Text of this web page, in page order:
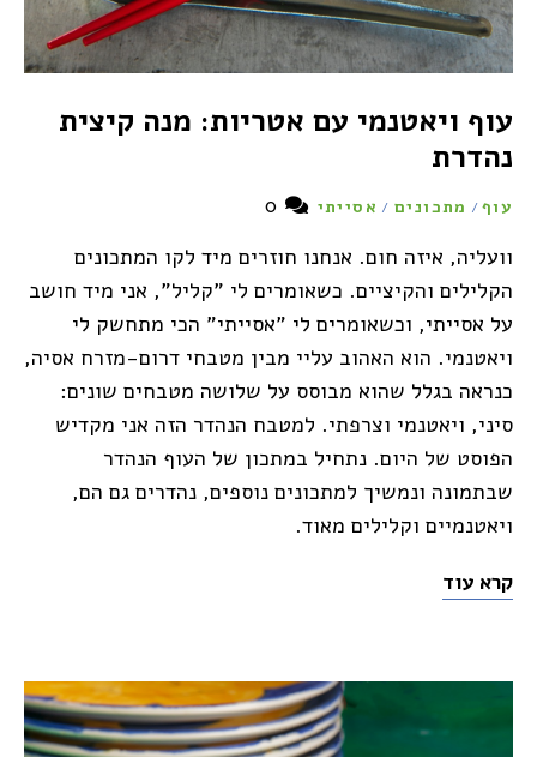
עוף ויאטנמי עם אטריות: מנה קיצית
נהדרת
עוף / מתכונים / אסייתי
וועליה, איזה חום. אנחנו חוזרים מיד לקו המתכונים
הקלילים והקיציים. כשאומרים לי "קליל", אני מיד חושב
על אסייתי, וכשאומרים לי "אסייתי" הכי מתחשק לי
ויאטנמי. הוא האהוב עליי מבין מטבחי דרום-מזרח אסיה,
כנראה בגלל שהוא מבוסס על שלושה מטבחים שונים:
סיני, ויאטנמי וצרפתי. למטבח הנהדר הזה אני מקדיש
הפוסט של היום. נתחיל במתכון של העוף הנהדר
שבתמונה ונמשיך למתכונים נוספים, נהדרים גם הם,
ויאטנמיים וקלילים מאוד.
קרא עוד